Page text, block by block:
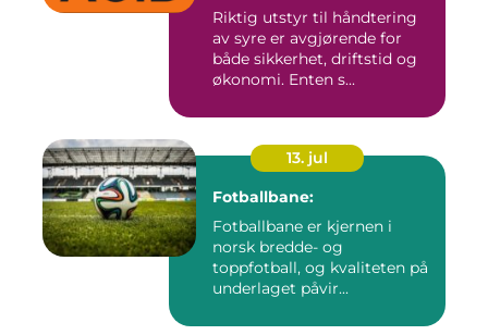
Riktig utstyr til håndtering
av syre er avgjørende for
både sikkerhet, driftstid og
økonomi. Enten s...
13. jul
Fotballbane:
Fotballbane er kjernen i
norsk bredde- og
toppfotball, og kvaliteten på
underlaget påvir...